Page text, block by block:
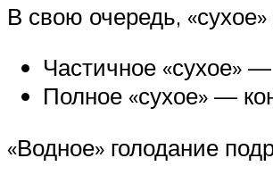
В свою очередь,
Частичное «сухое»
Полное «сухое» —
«Водное» голодание